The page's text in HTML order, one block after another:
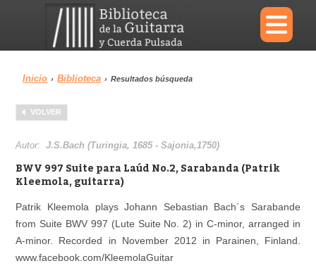
×
Menu
Biblioteca Diccionario
Área personal
Inicio › Biblioteca › Resultados búsqueda
VOLVER
Autor:J.S.Bach (Turingia, 1685 - Sajonia,1750)
BWV 997 Suite para Laúd No.2, Sarabanda (Patrik
Kleemola, guitarra)
Patrik Kleemola plays Johann Sebastian Bach´s Sarabande
from Suite BWV 997 (Lute Suite No. 2) in C-minor, arranged in
A-minor. Recorded in November 2012 in Parainen, Finland.
www.facebook.com/KleemolaGuitar